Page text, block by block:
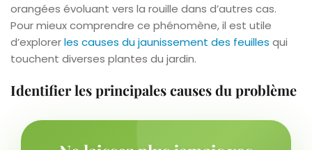
orangées évoluant vers la rouille dans d’autres cas.
Pour mieux comprendre ce phénomène, il est utile
d’explorerles causes du jaunissement des feuilles qui
touchent diverses plantes du jardin.
Identifier les principales causes du problème